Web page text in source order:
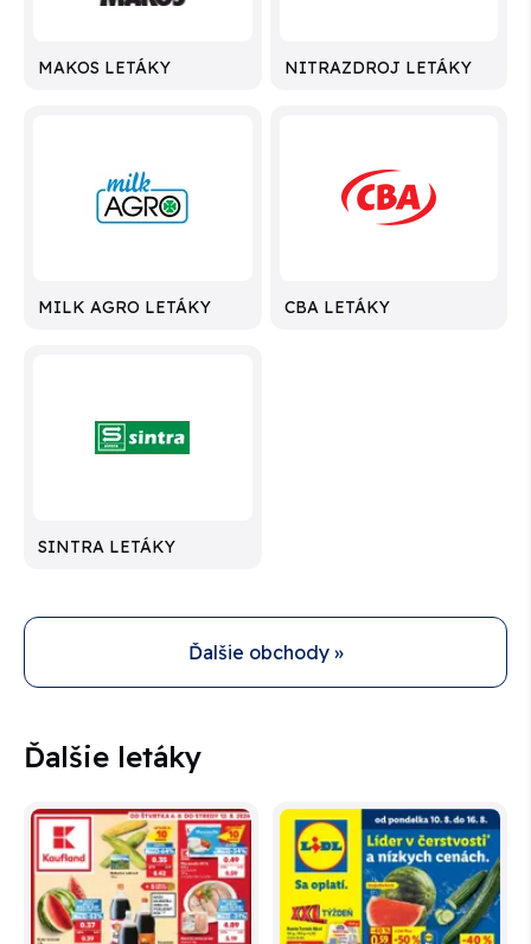
MAKOS LETÁKY NITRAZDROJ LETÁKY
MILK AGRO LETÁKY CBA LETÁKY
SINTRA LETÁKY
Ďalšie obchody »
Ďalšie letáky